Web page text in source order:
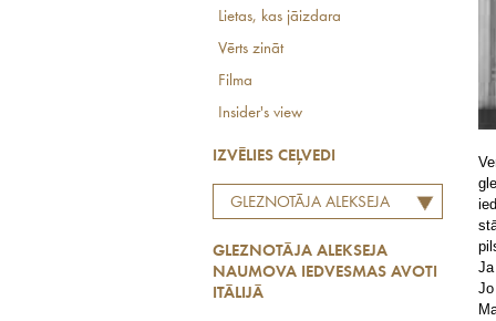
Lietas, kas jāizdara
Vērts zināt
Filma
Insider's view
IZVĒLIES CEĻVEDI
GLEZNOTĀJA ALEKSEJA
AVOTI ITĀLIJĀ
GLEZNOTĀJA ALEKSEJA
NAUMOVA IEDVESMAS AVOTI
ITĀLIJĀ